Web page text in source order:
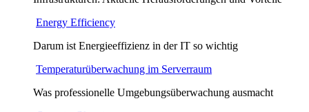
Energy Efficiency
Darum ist Energieeffizienz in der IT so wichtig
Temperaturüberwachung im Serverraum
Was professionelle Umgebungsüberwachung ausmacht